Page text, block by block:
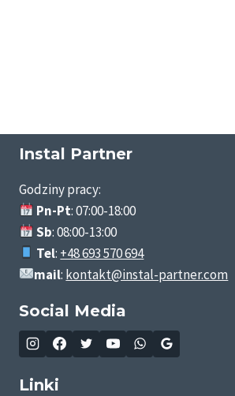
Instal Partner
Godziny pracy:
Pn-Pt: 07:00-18:00
Sb: 08:00-13:00
Tel: +48 693 570 694
mail: kontakt@instal-partner.com
Social Media
Linki